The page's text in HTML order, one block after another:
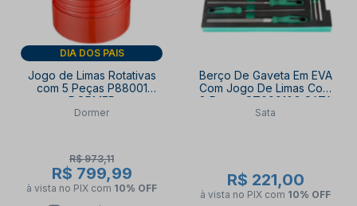
DIA DOS PAIS
Jogo de Limas Rotativas
com 5 Peças P88001
DORMER
Dormer
R$ 973,11
R$ 799,99
à vista no PIX com 10% OFF
Berço De Gaveta Em EVA
Com Jogo De Limas Com
8 Peças ST09910G SATA
Sata
R$ 221,00
à vista no PIX com 10% OFF